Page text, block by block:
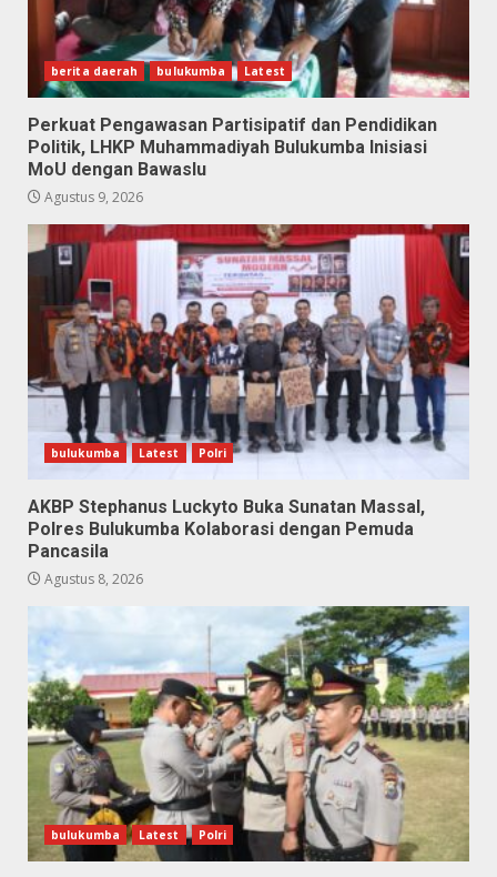
berita daerah bulukumba Latest
Perkuat Pengawasan Partisipatif dan Pendidikan
Politik, LHKP Muhammadiyah Bulukumba Inisiasi
MoU dengan Bawaslu
Agustus 9, 2026
bulukumba Latest Polri
AKBP Stephanus Luckyto Buka Sunatan Massal,
Polres Bulukumba Kolaborasi dengan Pemuda
Pancasila
Agustus 8, 2026
bulukumba Latest Polri